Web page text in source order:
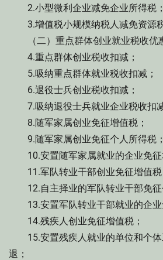
2.小型微利企业减免企业所得税；
3.增值税小规模纳税人减免资源税
（二）重点群体创业就业税收优
4.重点群体创业税收扣减；
5.吸纳重点群体就业税收扣减；
6.退役士兵创业税收扣减；
7.吸纳退役士兵就业企业税收扣
8.随军家属创业免征增值税；
9.随军家属创业免征个人所得税；
10.安置随军家属就业的企业免征
11.军队转业干部创业免征增值税
12.自主择业的军队转业干部免征
13.安置军队转业干部就业的企业
14.残疾人创业免征增值税；
15.安置残疾人就业的单位和个体
退；